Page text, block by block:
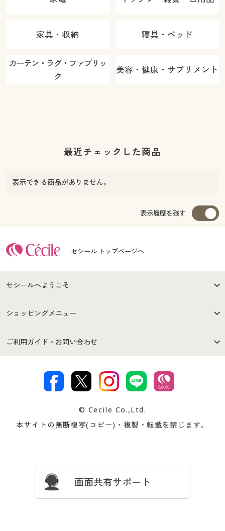
家具・収納 寝具・ベッド
カーテン・ラグ・ファブリッ
ク
美容・健康・サプリメント
最近チェックした商品
表示できる商品がありません。
表示履歴を残す
セシール トップページへ
セシールへようこそ
はじめての方へ
セシールご利用規約
著作権・商標について 会社案内
ショッピングメニュー
商品カテゴリ
プレゼント＆キャンペーン サイトマップ
ご利用ガイド・お問い合わせ
交換・返品は お支払は
ついて
忘れの場合
© Cecile Co.,Ltd.
本サイトの無断複写(コピー)・複製・転載を禁じます。
画面共有サポート